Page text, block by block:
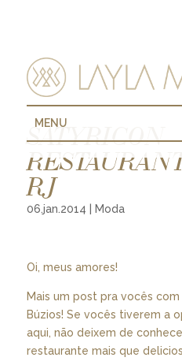
MENU
SATYRICON
RJ
06.jan.2014 Moda
Oi, meus amores!
Mais um post pra vocês
Búzios! Se vocês tiverem a
aqui, não deixem de
restaurante mais que